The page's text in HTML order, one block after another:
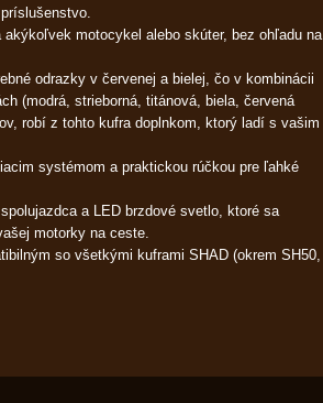
motocykel alebo skúter, bez ohľadu na
odrazky v červenej a bielej, čo v kombinácii
(modrá, strieborná, titánová, biela, červená
robí z tohto kufra doplnkom, ktorý ladí s vašim
systémom a praktickou rúčkou pre ľahké
a LED brzdové svetlo, ktoré sa
motorky na ceste.
so všetkými kuframi SHAD (okrem SH50,